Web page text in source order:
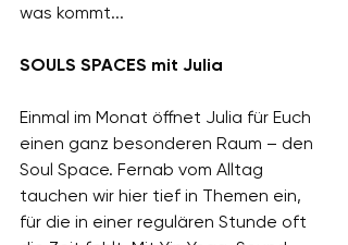
was kommt...
SOULS SPACES mit Julia
Einmal im Monat öffnet Julia für Euch
einen ganz besonderen Raum – den
Soul Space. Fernab vom Alltag
tauchen wir hier tief in Themen ein,
für die in einer regulären Stunde oft